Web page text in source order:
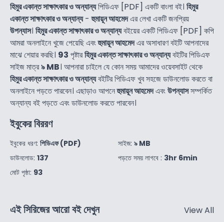
হিমুর একান্ত সাক্ষাৎকার ও অন্যান্যপিডিএফ [PDF] একটি বাংলা বই। হিমুর
একান্ত সাক্ষাৎকার ও অন্যান্য-হুমায়ূন আহমেদএর লেখা একটি জনপ্রিয়
উপন্যাস। হিমুর একান্ত সাক্ষাৎকার ও অন্যান্যবইয়ের একটি পিডিএফ [PDF] কপি
আমরা অনলাইনে খুজে পেয়েছি এবংহুমায়ূন আহমেদএর অসাধারণ বইটি আপনাদের
মাঝে শেয়ার করছি। 93 পৃষ্টারহিমুর একান্ত সাক্ষাৎকার ও অন্যান্যবইটির পিডিএফ
সাইজ মাত্র৯ MB। আপনারা চাইলে যে কোন সময় আমাদের ওয়েবসাইট থেকে
হিমুর একান্ত সাক্ষাৎকার ও অন্যান্যবইটির পিডিএফ খুব সহজে ডাউনলোড করতে বা
অনলাইনে পড়তে পারবেন। এছাড়াও আপনেহুমায়ূন আহমেদএবংউপন্যাসসম্পর্কিত
অন্যান্য বই পড়তে এবং ডাউনলোড করতে পারবেন।
ইবুকের বিররণ
ইবুকের ধরণ: পিডিএফ (PDF)
ডাউনলোড: 137
মোট পৃষ্ঠা: 93
সাইজ: ৯ MB
পড়তে সময় লাগবে : 3hr 6min
এই সিরিজের আরো বই দেখুন View All